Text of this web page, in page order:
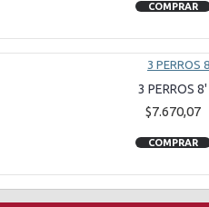
COMPRAR
3 PERROS 8'
$7.670,07
COMPRAR